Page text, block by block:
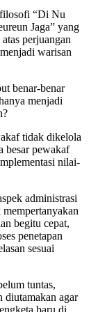
“Di Nu
Jaga” yang
perjuangan
warisan
benar-benar
menjadi
tidak dikelola
besar pewakaf
nilai-
administrasi
begitu cepat,
penetapan
sesuai
tuntas,
diutamakan agar
baru di